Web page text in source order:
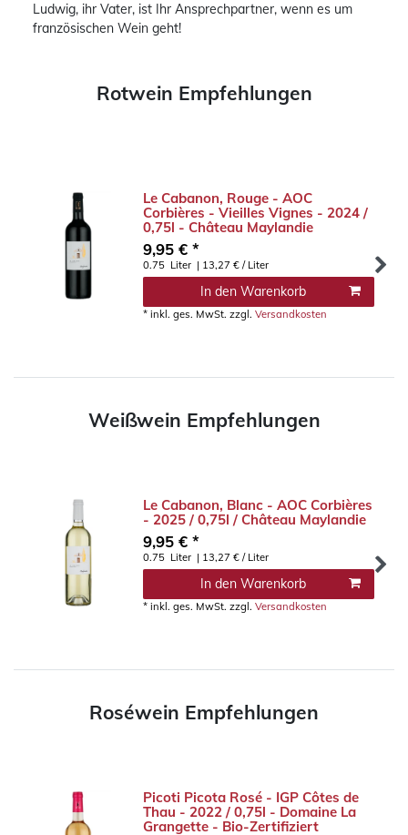
Ludwig, ihr Vater, ist Ihr Ansprechpartner, wenn es um
französischen Wein geht!
Rotwein Empfehlungen
Le Cabanon, Rouge - AOC
Corbières - Vieilles Vignes - 2024 /
0,75l - Château Maylandie
9,95 € *
0.75 Liter | 13,27 € / Liter
In den Warenkorb
*inkl. ges. MwSt. zzgl.Versandkosten
Weißwein Empfehlungen
Le Cabanon, Blanc - AOC Corbières
- 2025 / 0,75l / Château Maylandie
9,95 € *
0.75 Liter | 13,27 € / Liter
In den Warenkorb
*inkl. ges. MwSt. zzgl.Versandkosten
Roséwein Empfehlungen
Picoti Picota Rosé - IGP Côtes de
Thau - 2022 / 0,75l - Domaine La
Grangette - Bio-Zertifiziert